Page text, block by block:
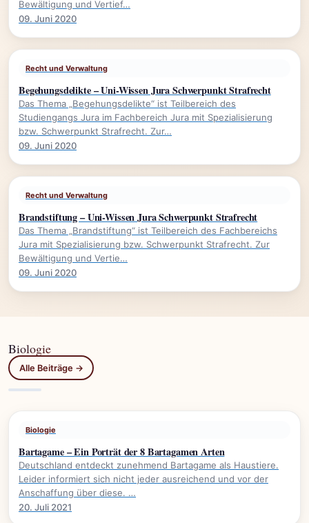
Bewältigung und Vertief…
09. Juni 2020
Recht und Verwaltung
Begehungsdelikte – Uni-Wissen Jura Schwerpunkt Strafrecht
Das Thema „Begehungsdelikte“ ist Teilbereich des
Studiengangs Jura im Fachbereich Jura mit Spezialisierung
bzw. Schwerpunkt Strafrecht. Zur…
09. Juni 2020
Recht und Verwaltung
Brandstiftung – Uni-Wissen Jura Schwerpunkt Strafrecht
Das Thema „Brandstiftung“ ist Teilbereich des Fachbereichs
Jura mit Spezialisierung bzw. Schwerpunkt Strafrecht. Zur
Bewältigung und Vertie…
09. Juni 2020
Biologie
Alle Beiträge →
Biologie
Bartagame – Ein Porträt der 8 Bartagamen Arten
Deutschland entdeckt zunehmend Bartagame als Haustiere.
Leider informiert sich nicht jeder ausreichend und vor der
Anschaffung über diese. …
20. Juli 2021